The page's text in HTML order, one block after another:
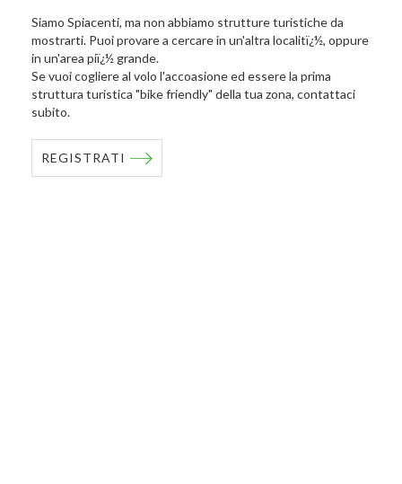
Siamo Spiacenti, ma non abbiamo strutture turistiche da
mostrarti. Puoi provare a cercare in un'altra localitï¿½, oppure
in un'area piï¿½ grande.
Se vuoi cogliere al volo l'accoasione ed essere la prima
struttura turistica "bike friendly" della tua zona, contattaci
subito.
REGISTRATI